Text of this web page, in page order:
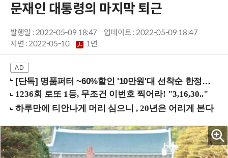
문재인 대통령의 마지막 퇴근
발행일 : 2022-05-09 18:47
업데이트 : 2022-05-09 18:47
지면 :2022-05-10 1면
[단독] 명품퍼터 ~60%할인 '10만원'대 선착순 한정판매!